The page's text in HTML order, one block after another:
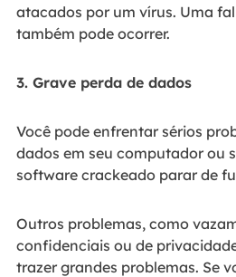
atacados por um vírus. Uma
também pode ocorrer.
3. Grave perda de dados
Você pode enfrentar sérios
dados em seu computador ou
software crackeado parar de
Outros problemas, como
confidenciais ou de
trazer grandes problemas. Se